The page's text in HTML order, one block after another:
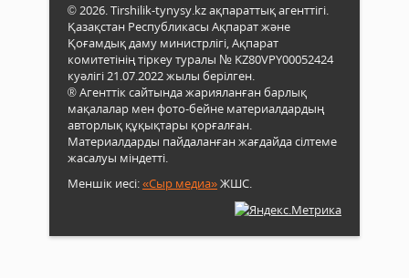
© 2026. Tirshilik-tynysy.kz ақпараттық агенттігі.
Қазақстан Республикасы Ақпарат және
Қоғамдық даму министрлігі, Ақпарат
комитетінің тіркеу туралы № KZ80VPY00052424
куәлігі 21.07.2022 жылы берілген.
® Агенттік сайтында жарияланған барлық
мақалалар мен фото-бейне материалдардың
авторлық құқықтары қорғалған.
Материалдарды пайдаланған жағдайда сілтеме
жасалуы міндетті.
Меншік иесі:«Сыр медиа»ЖШС.